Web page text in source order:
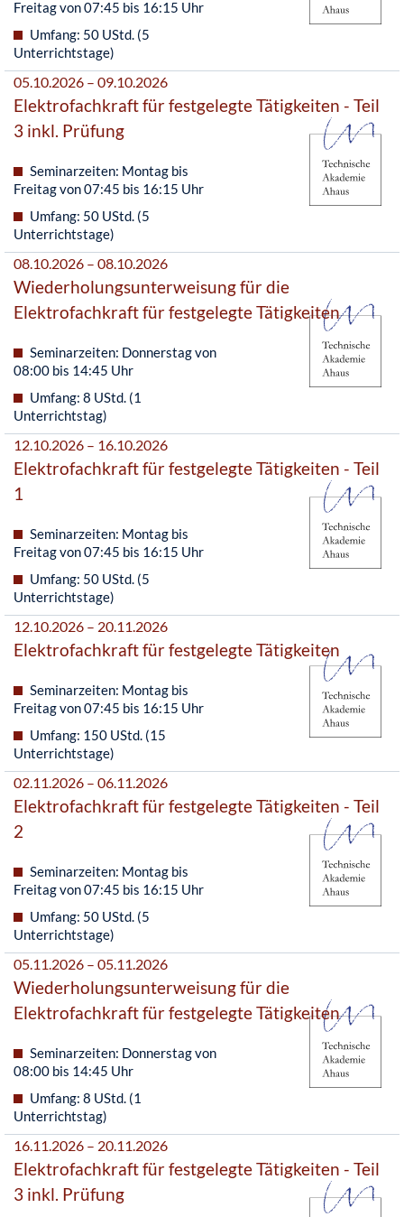
Freitag von 07:45 bis 16:15 Uhr
Umfang: 50 UStd. (5
Unterrichtstage)
05.10.2026 – 09.10.2026
Elektrofachkraft für festgelegte Tätigkeiten - Teil
3 inkl. Prüfung
Seminarzeiten: Montag bis
Freitag von 07:45 bis 16:15 Uhr
Umfang: 50 UStd. (5
Unterrichtstage)
08.10.2026 – 08.10.2026
Wiederholungsunterweisung für die
Elektrofachkraft für festgelegte Tätigkeiten
Seminarzeiten: Donnerstag von
08:00 bis 14:45 Uhr
Umfang: 8 UStd. (1
Unterrichtstag)
12.10.2026 – 16.10.2026
Elektrofachkraft für festgelegte Tätigkeiten - Teil
1
Seminarzeiten: Montag bis
Freitag von 07:45 bis 16:15 Uhr
Umfang: 50 UStd. (5
Unterrichtstage)
12.10.2026 – 20.11.2026
Elektrofachkraft für festgelegte Tätigkeiten
Seminarzeiten: Montag bis
Freitag von 07:45 bis 16:15 Uhr
Umfang: 150 UStd. (15
Unterrichtstage)
02.11.2026 – 06.11.2026
Elektrofachkraft für festgelegte Tätigkeiten - Teil
2
Seminarzeiten: Montag bis
Freitag von 07:45 bis 16:15 Uhr
Umfang: 50 UStd. (5
Unterrichtstage)
05.11.2026 – 05.11.2026
Wiederholungsunterweisung für die
Elektrofachkraft für festgelegte Tätigkeiten
Seminarzeiten: Donnerstag von
08:00 bis 14:45 Uhr
Umfang: 8 UStd. (1
Unterrichtstag)
16.11.2026 – 20.11.2026
Elektrofachkraft für festgelegte Tätigkeiten - Teil
3 inkl. Prüfung